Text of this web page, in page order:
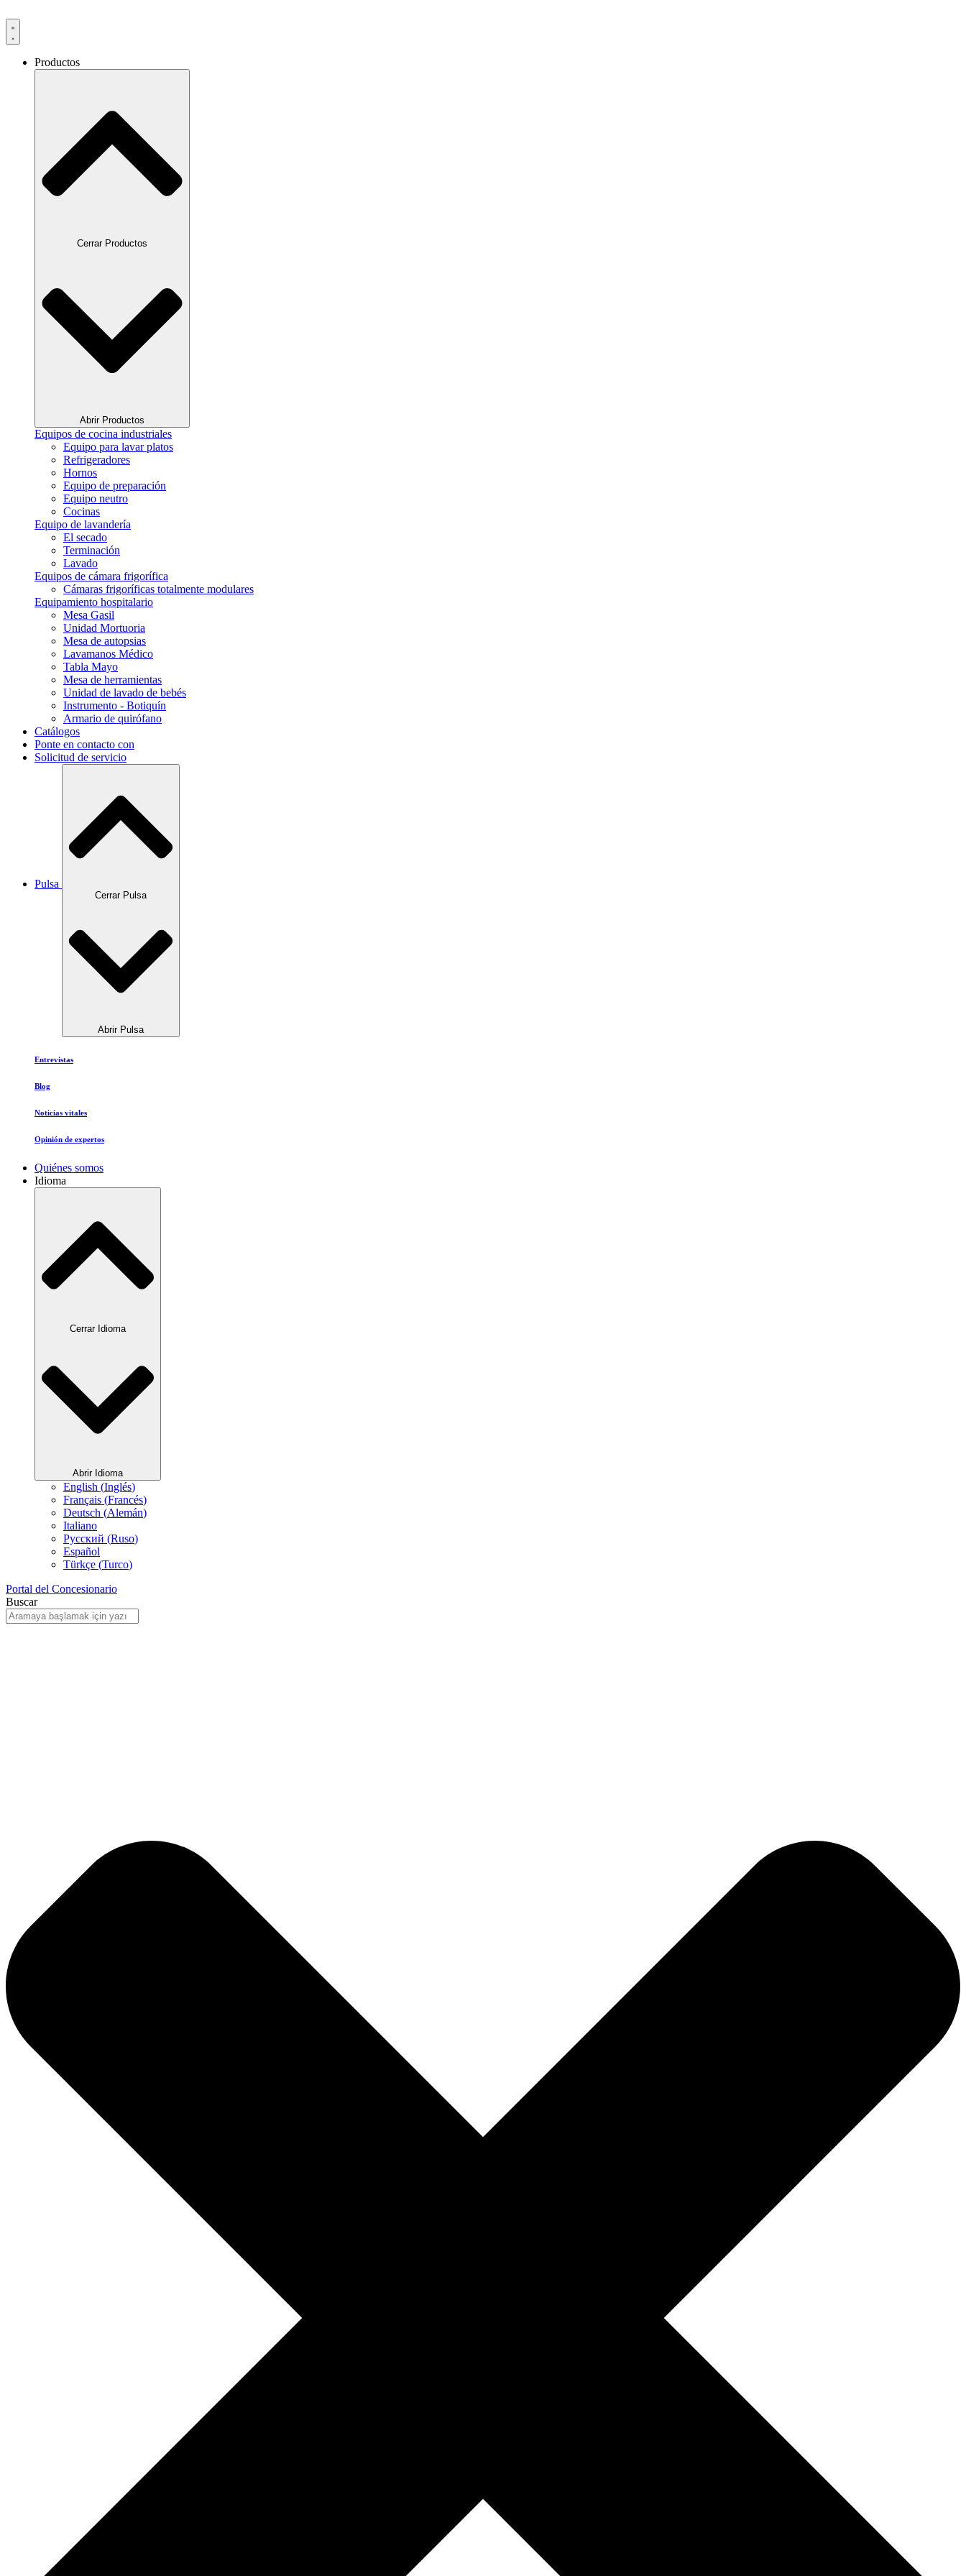
Productos
Cerrar Productos
Abrir Productos
Equipos de cocina industriales
Equipo para lavar platos
Refrigeradores
Hornos
Equipo de preparación
Equipo neutro
Cocinas
Equipo de lavandería
El secado
Terminación
Lavado
Equipos de cámara frigorífica
Cámaras frigoríficas totalmente modulares
Equipamiento hospitalario
Mesa Gasil
Unidad Mortuoria
Mesa de autopsias
Lavamanos Médico
Tabla Mayo
Mesa de herramientas
Unidad de lavado de bebés
Instrumento - Botiquín
Armario de quirófano
Catálogos
Ponte en contacto con
Solicitud de servicio
Pulsa
Cerrar Pulsa
Abrir Pulsa
Entrevistas
Blog
Noticias vitales
Opinión de expertos
Quiénes somos
Idioma
Cerrar Idioma
Abrir Idioma
English (Inglés)
Français (Francés)
Deutsch (Alemán)
Italiano
Русский (Ruso)
Español
Türkçe (Turco)
Portal del Concesionario
Buscar